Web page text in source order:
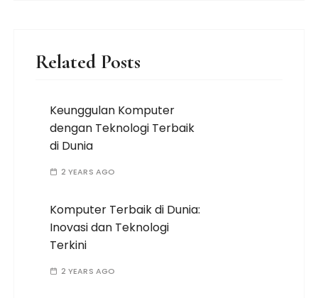
Related Posts
Keunggulan Komputer
dengan Teknologi Terbaik
di Dunia
2 YEARS AGO
Komputer Terbaik di Dunia:
Inovasi dan Teknologi
Terkini
2 YEARS AGO